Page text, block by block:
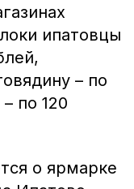
ипатовцы
– по
по 120
о ярмарке